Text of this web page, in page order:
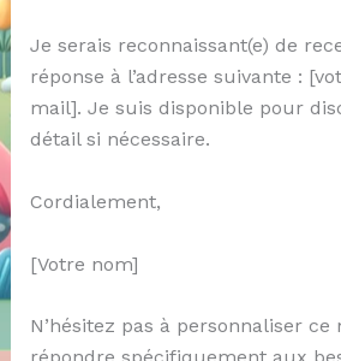
Je serais reconnaissant(e) de
réponse à l’adresse suivante :
mail]. Je suis disponible pour
détail si nécessaire.
Cordialement,
[Votre nom]
N’hésitez pas à personnaliser